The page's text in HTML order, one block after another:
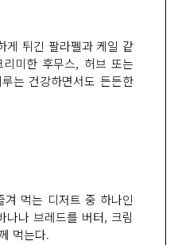
게 튀긴 팔라펠과 케일 같
미한 후무스, 허브 또는
는 건강하면서도 든든한
먹는 디저트 중 하나인
나나 브레드를 버터, 크림
먹는다.